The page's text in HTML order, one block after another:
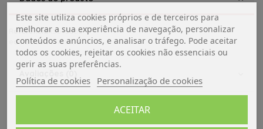
Referência 12040050
ean13 5601577751996
Este site utiliza cookies próprios e de terceiros para
melhorar a sua experiência de navegação, personalizar
conteúdos e anúncios, e analisar o tráfego. Pode aceitar
todos os cookies, rejeitar os cookies não essenciais ou
gerir as suas preferências.
Política de cookies Personalização de cookies
ACEITAR